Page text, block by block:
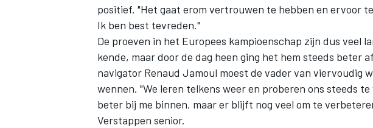
positief. "Het gaat erom vertrouwen te hebben en ervoor
Ik ben best tevreden."
De proeven in het Europees kampioenschap zijn dus veel
kende, maar door de dag heen ging het hem steeds beter
navigator Renaud Jamoul moest de vader van viervoudig
wennen. "We leren telkens weer en proberen ons steeds
beter bij me binnen, maar er blijft nog veel om te
Verstappen senior.